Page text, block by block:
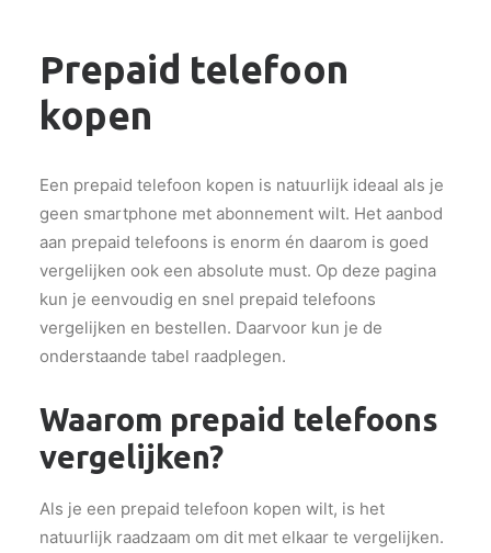
OVER ONS
SAMENWERKINGEN
Prepaid telefoon
kopen
Een prepaid telefoon kopen is natuurlijk ideaal als je
geen smartphone met abonnement wilt. Het aanbod
aan prepaid telefoons is enorm én daarom is goed
vergelijken ook een absolute must. Op deze pagina
kun je eenvoudig en snel prepaid telefoons
vergelijken en bestellen. Daarvoor kun je de
onderstaande tabel raadplegen.
Waarom prepaid telefoons
vergelijken?
Als je een prepaid telefoon kopen wilt, is het
natuurlijk raadzaam om dit met elkaar te vergelijken.